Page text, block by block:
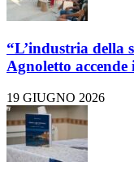
“L’industria della
Agnoletto
19 GIUGNO 2026